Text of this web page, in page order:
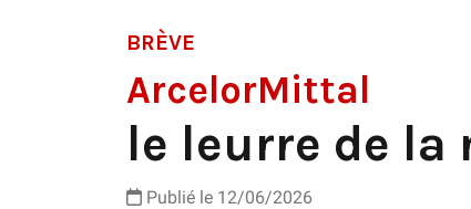
BRÈVE
ArcelorMittal
le leurre de
Publié le 12/06/2026